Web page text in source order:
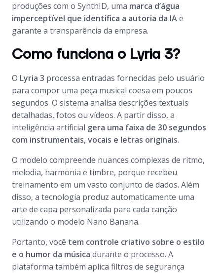
produções com o SynthID, uma marca d’água
imperceptível que identifica a autoria da IAe
garante a transparência da empresa.
Como funciona o Lyria 3?
O Lyria 3 processa entradas fornecidas pelo usuário
para compor uma peça musical coesa em poucos
segundos. O sistema analisa descrições textuais
detalhadas, fotos ou vídeos. A partir disso, a
inteligência artificial gera uma faixa de 30 segundos
com instrumentais, vocais e letras originais.
O modelo compreende nuances complexas de ritmo,
melodia, harmonia e timbre, porque recebeu
treinamento em um vasto conjunto de dados. Além
disso, a tecnologia produz automaticamente uma
arte de capa personalizada para cada canção
utilizando o modelo Nano Banana.
Portanto, você tem controle criativo sobre o estilo
e o humor da música durante o processo. A
plataforma também aplica filtros de segurança